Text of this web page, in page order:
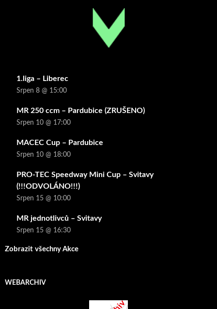
1.liga – Liberec
Srpen 8 @ 15:00
MR 250 ccm – Pardubice (ZRUŠENO)
Srpen 10 @ 17:00
MACEC Cup – Pardubice
Srpen 10 @ 18:00
PRO-TEC Speedway Mini Cup – Svitavy
(!!!ODVOLÁNO!!!)
Srpen 15 @ 10:00
MR jednotlivců – Svitavy
Srpen 15 @ 16:30
Zobrazit všechny Akce
WEBARCHIV